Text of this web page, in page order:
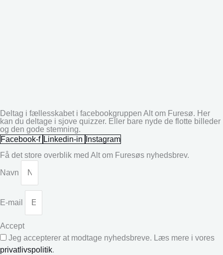
Deltag i fællesskabet i facebookgruppen Alt om Furesø. Her
kan du deltage i sjove quizzer. Eller bare nyde de flotte billeder
og den gode stemning.
Facebook-f Linkedin-in
Instagram
Få det store overblik med Alt om Furesøs nyhedsbrev.
Navn
E-mail
Accept
Jeg accepterer at modtage nyhedsbreve. Læs mere i vores
privatlivspolitik.